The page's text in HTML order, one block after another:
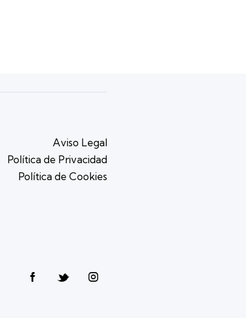
Aviso Legal
Política de Privacidad
Política de Cookies